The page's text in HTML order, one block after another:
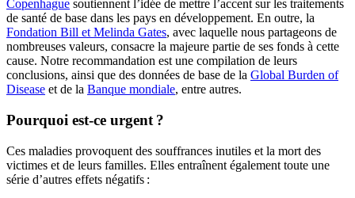
Copenhague soutiennent l’idée de mettre l’accent sur les traitements
de santé de base dans les pays en développement. En outre, la
Fondation Bill et Melinda Gates, avec laquelle nous partageons de
nombreuses valeurs, consacre la majeure partie de ses fonds à cette
cause. Notre recommandation est une compilation de leurs
conclusions, ainsi que des données de base de la Global Burden of
Disease et de la Banque mondiale, entre autres.
Pourquoi est-ce urgent ?
Ces maladies provoquent des souffrances inutiles et la mort des
victimes et de leurs familles. Elles entraînent également toute une
série d’autres effets négatifs :